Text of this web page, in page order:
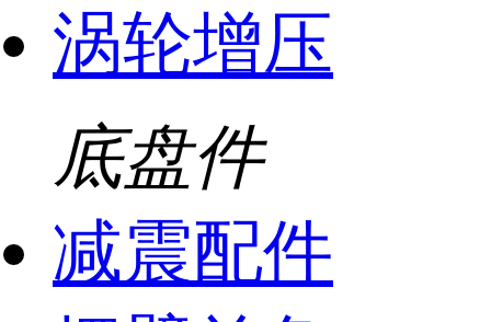
涡轮增压
底盘件
减震配件